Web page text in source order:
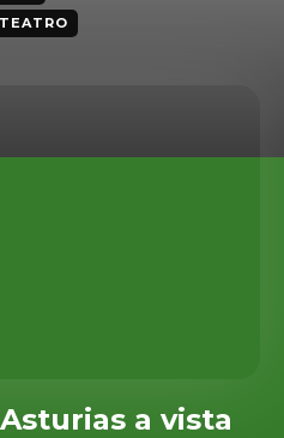
TEATRO
a vista